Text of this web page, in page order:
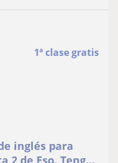
1ª clase gratis
inglés para